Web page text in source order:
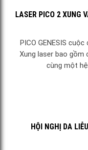
LASER PICO 2 XUNG
PICO GENESIS
Xung laser bao gồm
cùng một
HỘI NGHỊ DA